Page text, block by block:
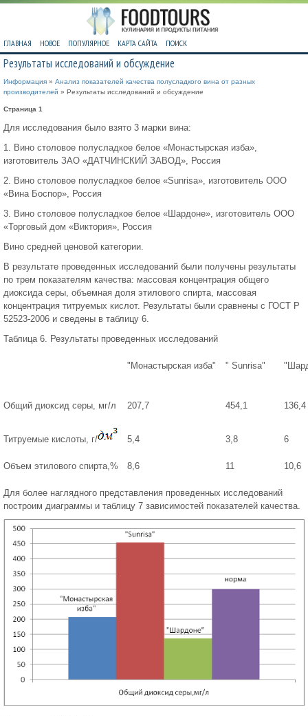
ГЛАВНАЯ НОВОЕ ПОПУЛЯРНОЕ КАРТА САЙТА ПОИСК
Результаты исследований и обсуждение
Информация » Анализ показателей качества полусладкого вина от разных
производителей » Результаты исследований и обсуждение
Страница 1
Для исследования было взято 3 марки вина:
1. Вино столовое полусладкое белое «Монастырская изба»,
изготовитель ЗАО «ДАТЧИНСКИЙ ЗАВОД», Россия
2. Вино столовое полусладкое белое «Sunrisa», изготовитель ООО
«Вина Боспор», Россия
3. Вино столовое полусладкое белое «Шардоне», изготовитель ООО
«Торговый дом «Виктория», Россия
Вино средней ценовой категории.
В результате проведенных исследований были получены результаты
по трем показателям качества: массовая концентрация общего
диоксида серы, объемная доля этилового спирта, массовая
концентрация титруемых кислот. Результаты были сравнены с ГОСТ Р
52523-2006 и сведены в таблицу 6.
Таблица 6. Результаты проведенных исследований
"Монастырская изба" " Sunrisa"
Общий диоксид серы, мг/л 207,7 454,1 136,4
Титруемые кислоты, г/ 5,4 3,8 6
Объем этилового спирта,% 8,6 11 10,6
Для более наглядного представления проведенных исследований
построим диаграммы и таблицу 7 зависимостей показателей качества.